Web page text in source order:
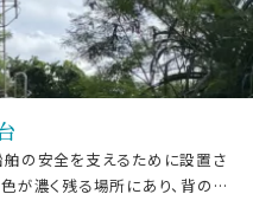
の安全を支えるために設置さ
が濃く残る場所にあり、背の高